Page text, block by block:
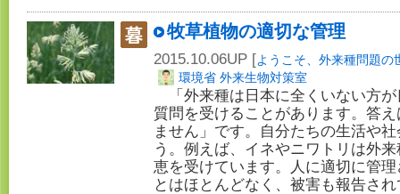
牧草植物の適切な管理
2015.10.06UP [ようこそ、外来種問題の
環境省 外来生物対策室
「外来種は日本に全くいない方
質問を受けることがあります。答
ません」です。自分たちの生活や
う。例えば、イネやニワトリは外
恵を受けています。人に適切に管
とはほとんどなく、被害も報告さ